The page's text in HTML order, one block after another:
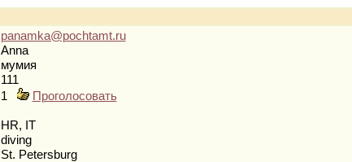
panamka@pochtamt.ru
Anna
мумия
111
1
Проголосовать
HR, IT
diving
St. Petersburg